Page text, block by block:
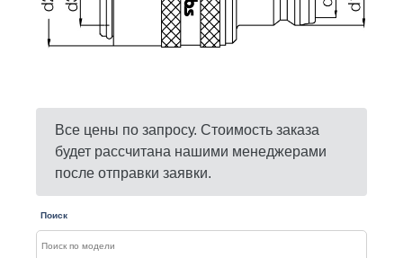
Все цены по запросу. Стоимость заказа
будет рассчитана нашими менеджерами
после отправки заявки.
Поиск